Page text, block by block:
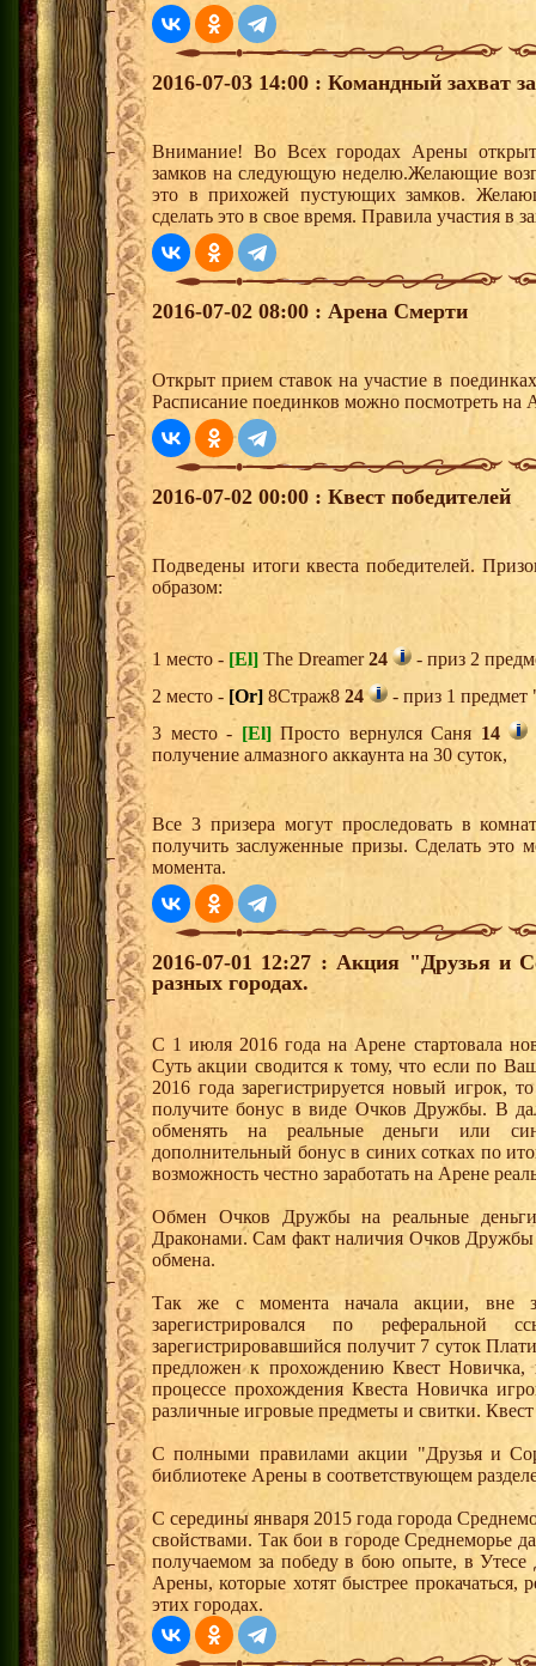
2016-07-03 14:00 : Командный захват
Внимание! Во Всех городах Арены
замков на следующую неделю.Желающие
это в прихожей пустующих замков.
сделать это в свое время. Правила участия в
2016-07-02 08:00 : Арена Смерти
Открыт прием ставок на участие в
Расписание поединков можно посмотреть на
2016-07-02 00:00 : Квест победителей
Подведены итоги квеста победителей.
образом:
1 место - [El] The Dreamer24
- приз 2
2 место - [Or] 8Страж8 24
- приз 1 предмет
3 место - [El]Просто вернулся Саня 14
получение алмазного аккаунта на 30 суток,
Все 3 призера могут проследовать в
получить заслуженные призы. Сделать это
момента.
2016-07-01 12:27 : Акция "Друзья и
разных городах.
С 1 июля 2016 года на Арене стартовала
Суть акции сводится к тому, что если по
2016 года зарегистрируется новый
получите бонус в виде Очков Дружбы. В
обменять на реальные деньги или
дополнительный бонус в синих сотках по
возможность честно заработать на Арене
Обмен Очков Дружбы на реальные деньги
Драконами. Сам факт наличия Очков Дружбы
обмена.
Так же с момента начала акции, вне
зарегистрировался по
зарегистрировавшийся получит 7 суток
предложен к прохождению Квест
процессе прохождения Квеста Новичка
различные игровые предметы и свитки.
С полными правилами акции "Друзья и
библиотеке Арены в соответствующем
С середины января 2015 года города
свойствами. Так бои в городе Среднеморье
получаемом за победу в бою опыте, в
Арены, которые хотят быстрее прокачаться,
этих городах.